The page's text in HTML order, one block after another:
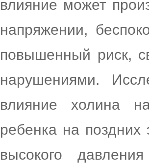
влияние может
напряжении,
повышенный риск,
нарушениями.
влияние холина
ребенка на поздних
высокого